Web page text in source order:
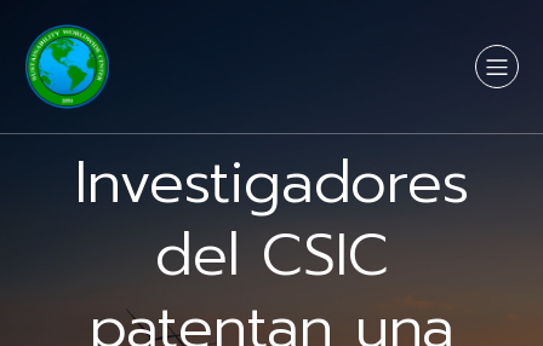
Investigadores
del CSIC
patentan una